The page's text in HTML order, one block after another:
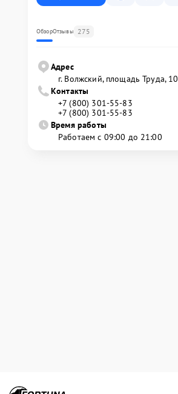
ОбзорОтзывы 275
Адрес
г. Волжский, площадь Труда, 10
Контакты
+7 (800) 301-55-83
+7 (800) 301-55-83
Время работы
Работаем с 09:00 до 21:00